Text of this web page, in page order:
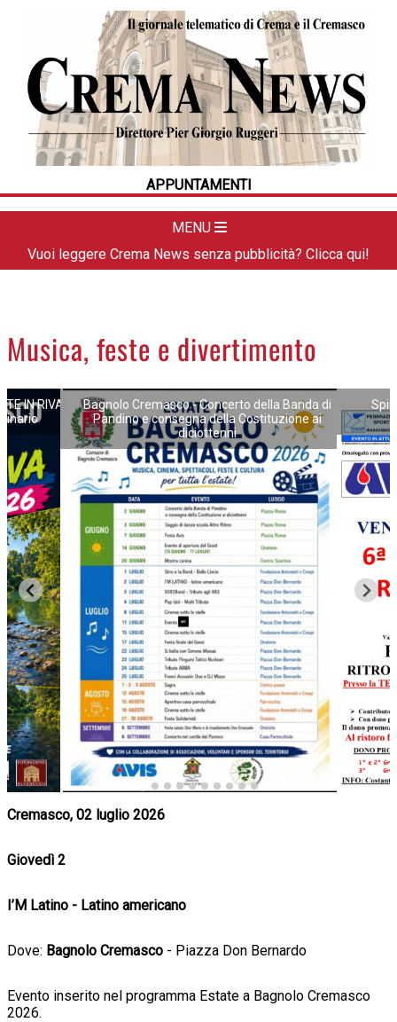
APPUNTAMENTI
MENU
HOME
CRONACA
POLITICA
LA FOTO
DAL TERRITORIO
APPUNTAMENTI
LA PIAZZA
ANIMALI
NECROLOGI
ACCEDI
Vuoi leggere Crema News senza pubblicità? Clicca qui!
Musica, feste e divertimento
IN RIVA
Bagnolo Cremasco - Concerto della Banda di
Pandino e consegna della Costituzione ai
diciottenni
Cremasco, 02 luglio 2026
Giovedì 2
I’M Latino - Latino americano
Dove: Bagnolo Cremasco - Piazza Don Bernardo
Evento inserito nel programma Estate a Bagnolo Cremasco
2026.